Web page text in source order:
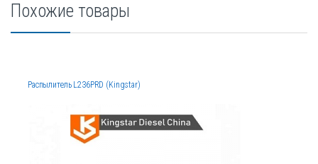
Похожие товары
Распылитель L236PRD (Kingstar)